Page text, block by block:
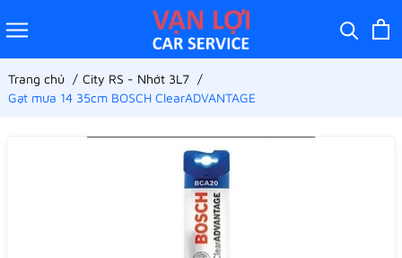
Trang chủ
City RS - Nhớt 3L7
Gạt mưa 14 35cm BOSCH ClearADVANTAGE